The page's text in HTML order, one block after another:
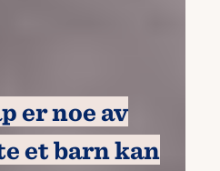
er noe av
et barn kan